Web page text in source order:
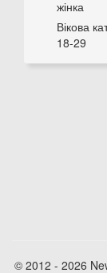
жінка
Вікова
18-29
© 2012 - 2026